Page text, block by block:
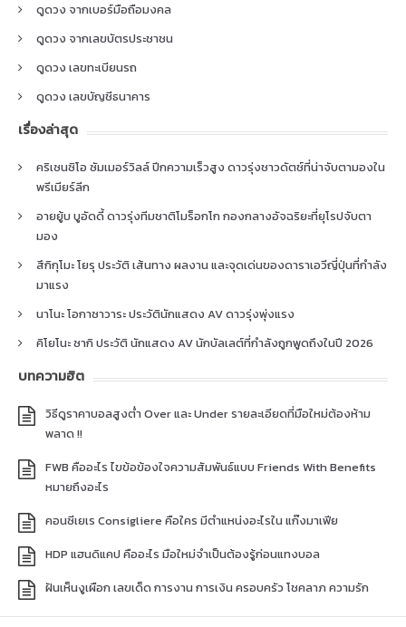
ดูดวง จากเบอร์มือถือมงคล
ดูดวง จากเลขบัตรประชาชน
ดูดวง เลขทะเบียนรถ
ดูดวง เลขบัญชีธนาคาร
เรื่องล่าสุด
คริเซนซิโอ ซัมเมอร์วิลล์ ปีกความเร็วสูง ดาวรุ่งชาวดัตช์ที่น่าจับตามองใน
พรีเมียร์ลีก
อายยู้บ บูอัดดี้ ดาวรุ่งทีมชาติโมร็อกโก กองกลางอัจฉริยะที่ยุโรปจับตา
มอง
สึกิกุโมะ โยรุ ประวัติ เส้นทาง ผลงาน และจุดเด่นของดาราเอวีญี่ปุ่นที่กำลัง
มาแรง
นาโนะ โอกาซาวาระ ประวัตินักแสดง AV ดาวรุ่งพุ่งแรง
คิโยโนะ ซากิ ประวัติ นักแสดง AV นักบัลเลต์ที่กำลังถูกพูดถึงในปี 2026
บทความฮิต
วิธีดูราคาบอลสูงต่ำ Over และ Under รายละเอียดที่มือใหม่ต้องห้าม
พลาด !!
FWB คืออะไร ไขข้อข้องใจความสัมพันธ์แบบ Friends With Benefits
หมายถึงอะไร
คอนซีเยเร Consigliere คือใคร มีตำแหน่งอะไรใน แก๊งมาเฟีย
HDP แฮนดิแคป คืออะไร มือใหม่จำเป็นต้องรู้ก่อนแทงบอล
ฝันเห็นงูเผือก เลขเด็ด การงาน การเงิน ครอบครัว โชคลาภ ความรัก